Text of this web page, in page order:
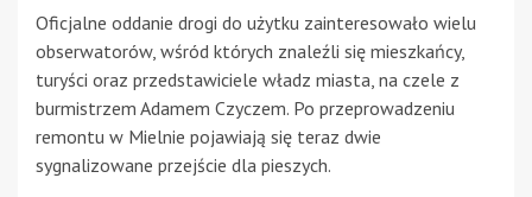
Oficjalne oddanie drogi do użytku zainteresowało wielu
obserwatorów, wśród których znaleźli się mieszkańcy,
turyści oraz przedstawiciele władz miasta, na czele z
burmistrzem Adamem Czyczem. Po przeprowadzeniu
remontu w Mielnie pojawiają się teraz dwie
sygnalizowane przejście dla pieszych.